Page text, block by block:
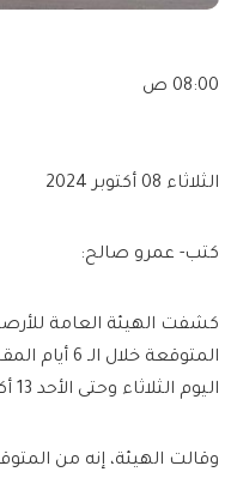
08:00 ص
الثلاثاء 08 أكتوبر 2024
كتب- عمرو صالح:
كشفت الهيئة العامة
المتوقعة
اليوم الثلاثاء وحتى الأحد 13 أكتوبر 2024.
وقالت الهيئة، إنه من